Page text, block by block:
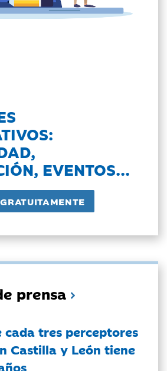
EVENTOS...
prensa
cada tres perceptores
Castilla y León tiene